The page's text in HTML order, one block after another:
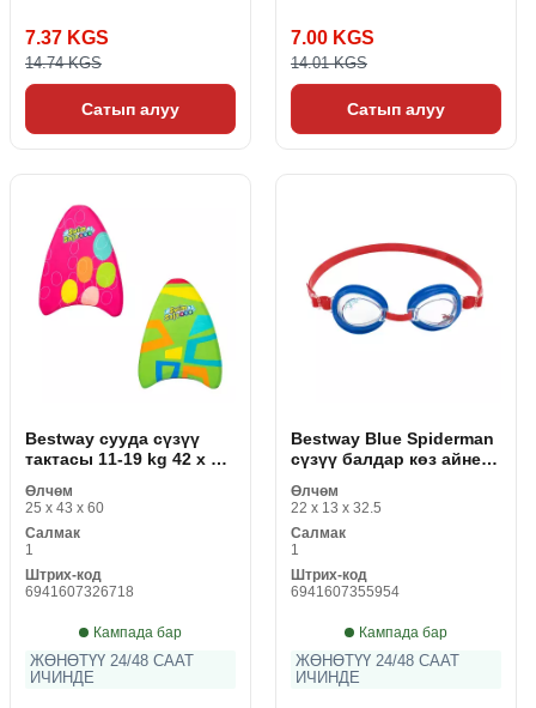
7.37 KGS
14.74 KGS
Сатып алуу
7.00 KGS
14.01 KGS
Сатып алуу
Bestway сууда сүзүү
тактасы 11-19 kg 42 x 32
Өлчөм
25 x 43 x 60
Салмак
1
Штрих-код
6941607326718
Кампада бар
ЖӨНӨТҮҮ 24/48 СААТ
ИЧИНДЕ
Bestway Blue Spiderman
сүзүү балдар көз айнек
Өлчөм
22 x 13 x 32.5
Салмак
1
Штрих-код
6941607355954
Кампада бар
ЖӨНӨТҮҮ 24/48 СААТ
ИЧИНДЕ